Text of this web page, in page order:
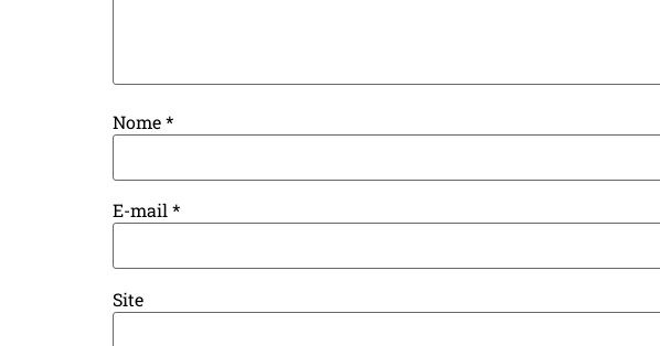
Nome*
E-mail*
Site